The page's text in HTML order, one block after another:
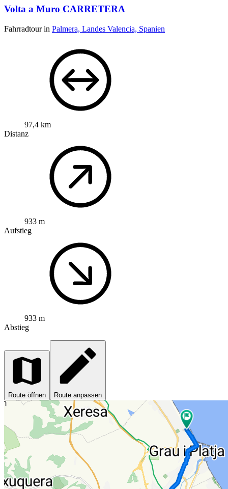
Volta a Muro CARRETERA
Fahrradtour in Palmera, Landes Valencia, Spanien
97,4 km
Distanz
933 m
Aufstieg
933 m
Abstieg
Route öffnen Route anpassen